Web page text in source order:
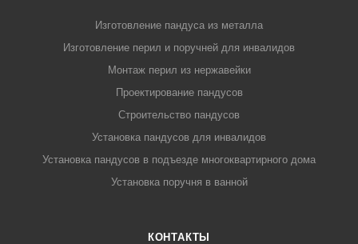
Изготовление пандуса из металла
Изготовление перил и поручней для инвалидов
Монтаж перил из нержавейки
Проектирование пандусов
Строительство пандусов
Установка пандусов для инвалидов
Установка пандусов в подъезде многоквартирного дома
Установка поручня в ванной
КОНТАКТЫ